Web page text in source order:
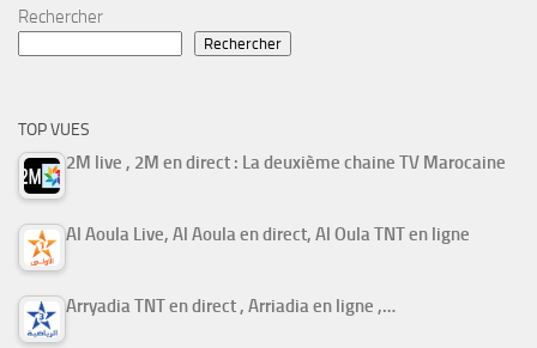
Rechercher
Rechercher
TOP VUES
2M live , 2M en direct : La deuxième chaine TV Marocaine
Al Aoula Live, Al Aoula en direct, Al Oula TNT en ligne
Arryadia TNT en direct , Arriadia en ligne ,…